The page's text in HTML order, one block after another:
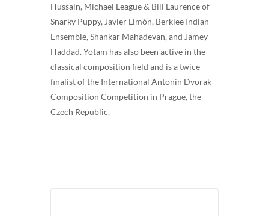
Hussain, Michael League & Bill Laurence of
Snarky Puppy, Javier Limón, Berklee Indian
Ensemble, Shankar Mahadevan, and Jamey
Haddad. Yotam has also been active in the
classical composition field and is a twice
finalist of the International Antonin Dvorak
Composition Competition in Prague, the
Czech Republic.